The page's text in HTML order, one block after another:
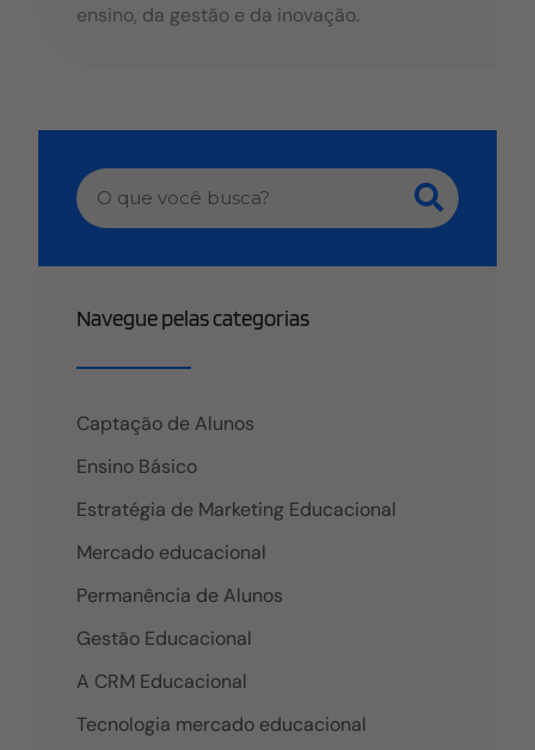
ensino, da gestão e da inovação.
Navegue pelas categorias
Captação de Alunos
Ensino Básico
Estratégia de Marketing Educacional
Mercado educacional
Permanência de Alunos
Gestão Educacional
A CRM Educacional
Tecnologia mercado educacional